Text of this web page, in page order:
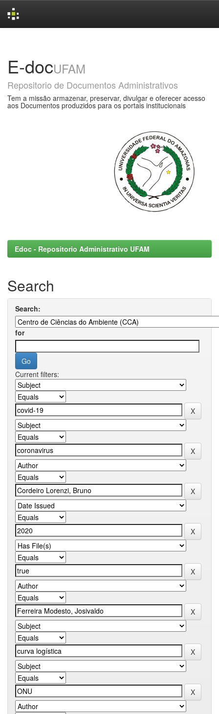
E-docUFAM
Repositorio de Documentos Administrativos
Tem a missão armazenar, preservar, divulgar e oferecer acesso
aos Documentos produzidos para os portais institucionais
Edoc - Repositorio Administrativo UFAM
Search
Search:
for
Current filters: